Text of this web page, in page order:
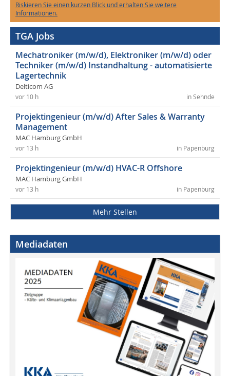
Riskieren Sie einen kurzen Blick und erhalten Sie weitere
Informationen.
TGA Jobs
Mechatroniker (m/w/d), Elektroniker (m/w/d) oder
Techniker (m/w/d) Instandhaltung - automatisierte
Lagertechnik
Delticom AG
in Sehnde
vor 10 h
Projektingenieur (m/w/d) After Sales & Warranty
Management
MAC Hamburg GmbH
in Papenburg
vor 13 h
Projektingenieur (m/w/d) HVAC-R Offshore
MAC Hamburg GmbH
in Papenburg
vor 13 h
Mehr Stellen
Mediadaten